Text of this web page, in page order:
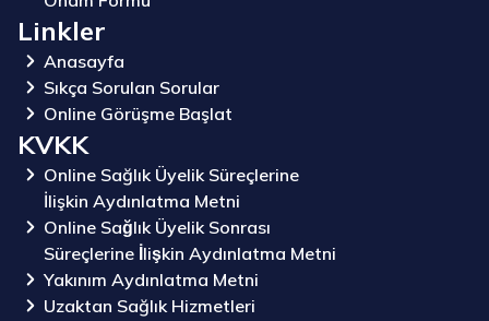
Linkler
Anasayfa
Sıkça Sorulan Sorular
Online Görüşme Başlat
KVKK
Online Sağlık Üyelik Süreçlerine
İlişkin Aydınlatma Metni
Online Sağlık Üyelik Sonrası
Süreçlerine İlişkin Aydınlatma Metni
Yakınım Aydınlatma Metni
Uzaktan Sağlık Hizmetleri